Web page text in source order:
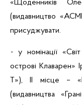
«Щоденників
(видавництво
присуджувати.
- у номінації
острові Клаварен»
»), ІІ місце –
(видавництва «